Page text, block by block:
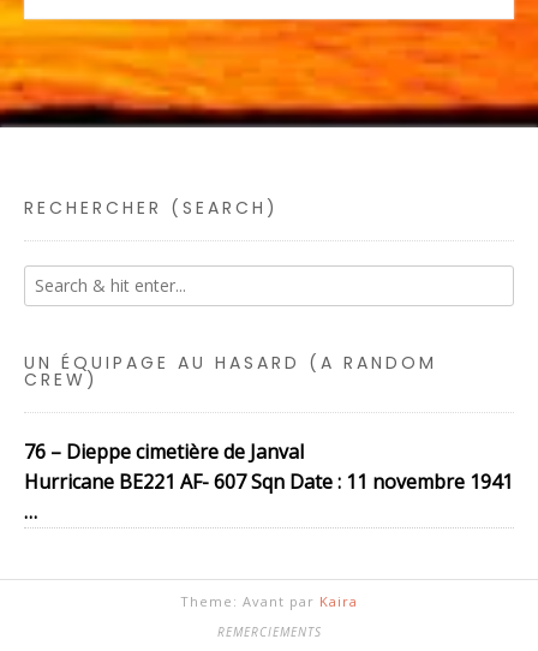
RECHERCHER (SEARCH)
UN ÉQUIPAGE AU HASARD (A RANDOM
CREW)
76 – Dieppe cimetière de Janval
Hurricane BE221 AF- 607 Sqn Date : 11 novembre 1941
…
Theme: Avant par Kaira
REMERCIEMENTS